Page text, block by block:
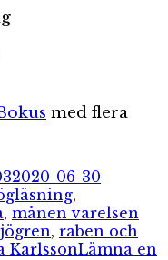
med flera
2020-06-30
,
, månen varelsen
, raben och
KarlssonLämna en